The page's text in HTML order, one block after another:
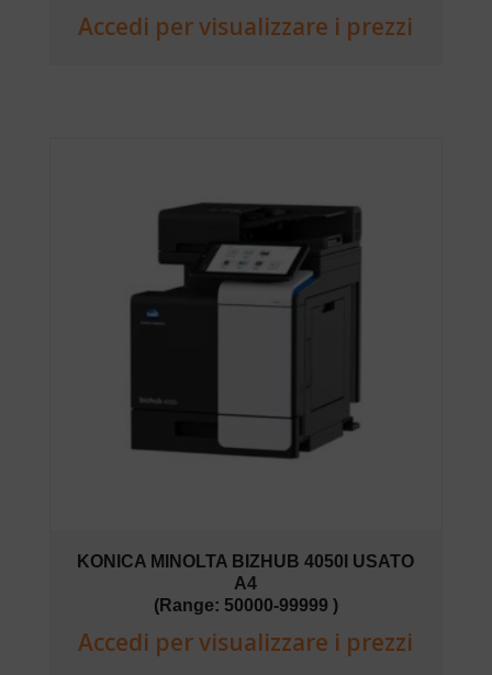
Accedi per visualizzare i prezzi
KONICA MINOLTA BIZHUB 4050I USATO
A4
(Range: 50000-99999 )
Accedi per visualizzare i prezzi